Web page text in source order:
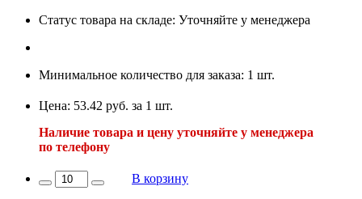
Статус товара на складе: Уточняйте у менеджера
Минимальное количество для заказа: 1 шт.
Цена: 53.42 руб. за 1 шт.
Наличие товара и цену уточняйте у менеджера
по телефону
В корзину